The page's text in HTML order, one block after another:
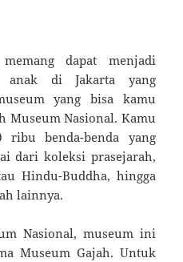
dapat menjadi
anak di Jakarta yang
yang bisa kamu
Museum Nasional. Kamu
ribu benda-benda yang
dari koleksi prasejarah,
Hindu-Buddha, hingga
lainnya.
Nasional, museum ini
Museum Gajah. Untuk